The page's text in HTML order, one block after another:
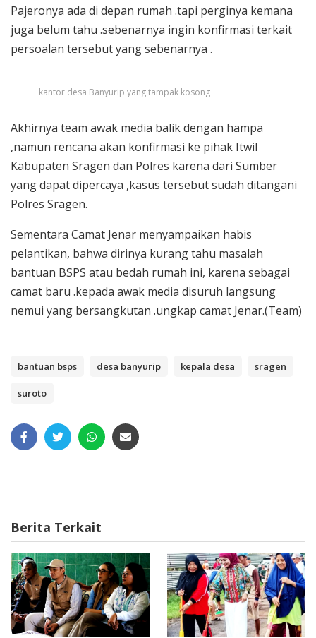
Pajeronya ada di depan rumah .tapi perginya kemana
juga belum tahu .sebenarnya ingin konfirmasi terkait
persoalan tersebut yang sebenarnya .
kantor desa Banyurip yang tampak kosong
Akhirnya team awak media balik dengan hampa
,namun rencana akan konfirmasi ke pihak Itwil
Kabupaten Sragen dan Polres karena dari Sumber
yang dapat dipercaya ,kasus tersebut sudah ditangani
Polres Sragen.
Sementara Camat Jenar menyampaikan habis
pelantikan, bahwa dirinya kurang tahu masalah
bantuan BSPS atau bedah rumah ini, karena sebagai
camat baru .kepada awak media disuruh langsung
nemui yang bersangkutan .ungkap camat Jenar.(Team)
bantuan bsps desa banyurip kepala desa sragen
suroto
Berita Terkait